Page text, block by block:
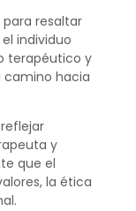
para resaltar
individuo
terapéutico y
camino hacia
y
que el
la ética